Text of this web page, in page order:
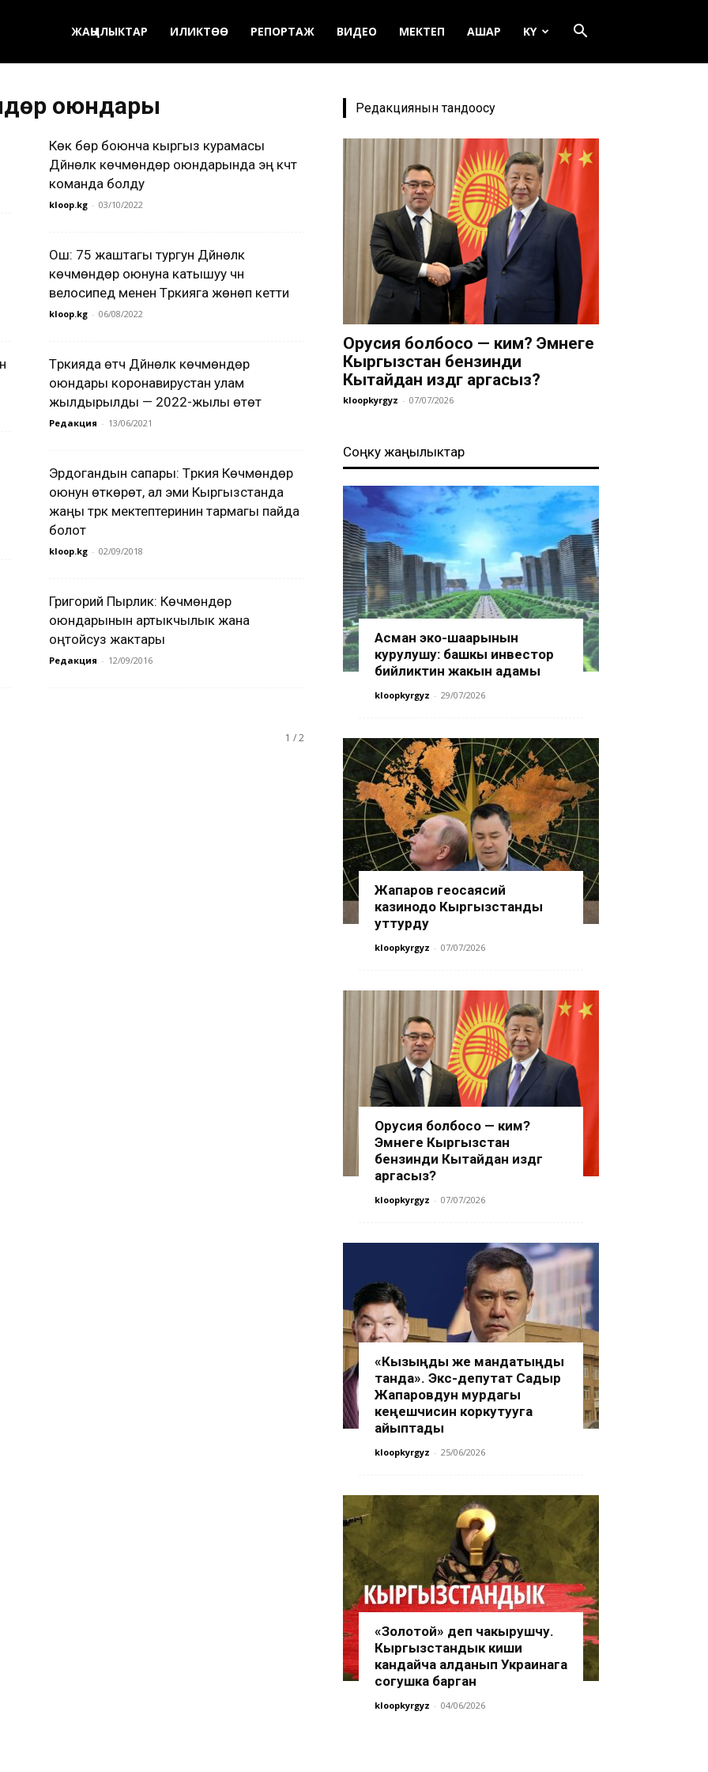
ЖАҢЫЛЫКТАР ИЛИКТӨӨ РЕПОРТАЖ ВИДЕО МЕКТЕП АШАР KY
оюндары
Көк бөрү боюнча кыргыз курамасы
Дүйнөлүк көчмөндөр оюндарында эң күчтүү
команда болду
kloop.kg - 03/10/2022
Ош: 75 жаштагы тургун Дүйнөлүк
көчмөндөр оюнуна катышуу үчүн
велосипед менен Түркияга жөнөп кетти
kloop.kg - 06/08/2022
Түркияда өтүүчү Дүйнөлүк көчмөндөр
оюндары коронавирустан улам
жылдырылды — 2022-жылы өтөт
Редакция - 13/06/2021
Эрдогандын сапары: Түркия Көчмөндөр
оюнун өткөрөт, ал эми Кыргызстанда
жаңы түрк мектептеринин тармагы пайда
болот
kloop.kg - 02/09/2018
Григорий Пырлик: Көчмөндөр
оюндарынын артыкчылык жана
оңтойсуз жактары
Редакция - 12/09/2016
1 / 2
Редакциянын тандоосу
Орусия болбосо — ким? Эмнеге
Кыргызстан бензинди
Кытайдан издөөгө аргасыз?
kloopkyrgyz - 07/07/2026
Соңку жаңылыктар
Асман эко-шаарынын
курулушу: башкы инвестор
бийликтин жакын адамы
kloopkyrgyz - 29/07/2026
Жапаров геосаясий
казинодо Кыргызстанды
уттурду
kloopkyrgyz - 07/07/2026
Орусия болбосо — ким?
Эмнеге Кыргызстан
бензинди Кытайдан издөөгө
аргасыз?
kloopkyrgyz - 07/07/2026
«Кызыңды же мандатыңды
танда». Экс-депутат Садыр
Жапаровдун мурдагы
кеңешчисин коркутууга
айыптады
kloopkyrgyz - 25/06/2026
«Золотой» деп чакырушчу.
Кыргызстандык киши
кандайча алданып Украинага
согушка барган
kloopkyrgyz - 04/06/2026